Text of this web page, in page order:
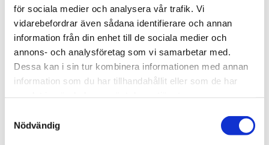
för sociala medier och analysera vår trafik. Vi
vidarebefordrar även sådana identifierare och annan
information från din enhet till de sociala medier och
annons- och analysföretag som vi samarbetar med.
Dessa kan i sin tur kombinera informationen med annan
information som du har tillhandahållit eller som de har
Nödvändig
Jobba hos oss
På Tengbom letar vi alltid efter människor som vill
flytta gränser med oss. Hör av dig!
Nyhetsbrev
Press
Tajt deadline? Här hittar du pressmaterial och